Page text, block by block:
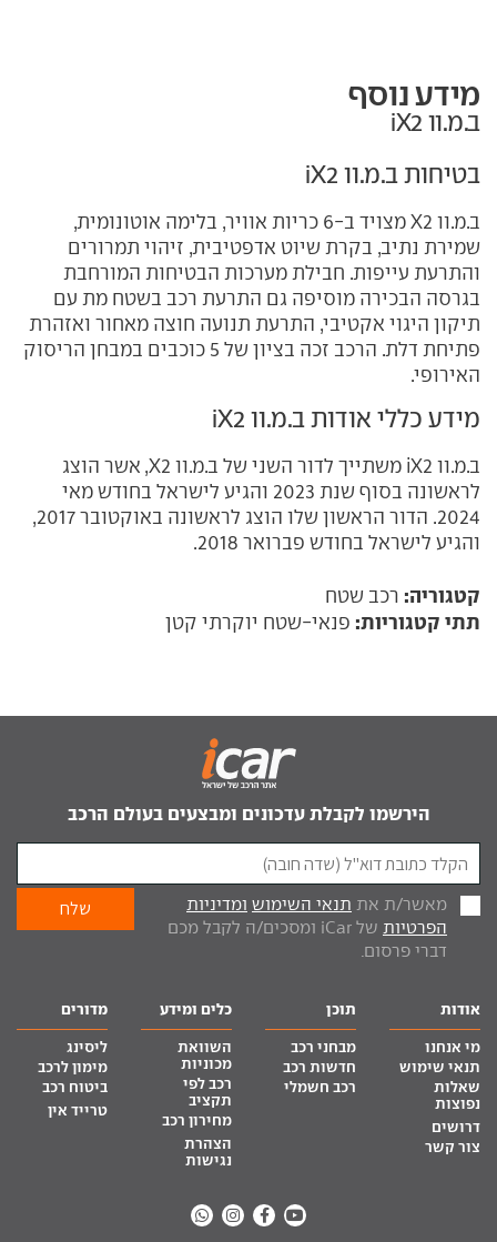
מידע נוסף
ב.מ.וו iX2
בטיחות ב.מ.וו iX2
ב.מ.וו X2 מצויד ב-6 כריות אוויר, בלימה אוטונומית,
שמירת נתיב, בקרת שיוט אדפטיבית, זיהוי תמרורים
והתרעת עייפות. חבילת מערכות הבטיחות המורחבת
בגרסה הבכירה מוסיפה גם התרעת רכב בשטח מת עם
תיקון היגוי אקטיבי, התרעת תנועה חוצה מאחור ואזהרת
פתיחת דלת. הרכב זכה בציון של 5 כוכבים במבחן הריסוק
האירופי.
מידע כללי אודות ב.מ.וו iX2
ב.מ.וו iX2 משתייך לדור השני של ב.מ.וו X2, אשר הוצג
לראשונה בסוף שנת 2023 והגיע לישראל בחודש מאי
2024. הדור הראשון שלו הוצג לראשונה באוקטובר 2017,
והגיע לישראל בחודש פברואר 2018.
קטגוריה: רכב שטח
תתי קטגוריות: פנאי-שטח יוקרתי קטן
הירשמו לקבלת עדכונים ומבצעים בעולם הרכב
מאשר/ת את תנאי השימוש ומדיניות
הפרטיות
של iCar ומסכים/ה לקבל מכם
דברי פרסום.
אודות
מי אנחנו
תנאי שימוש
שאלות
נפוצות
דרושים
צור קשר
תוכן
מבחני רכב
חדשות רכב
רכב חשמלי
כלים ומידע
השוואת
מכוניות
רכב לפי
תקציב
מחירון רכב
הצהרת
נגישות
מדורים
ליסינג
מימון לרכב
ביטוח רכב
טרייד אין